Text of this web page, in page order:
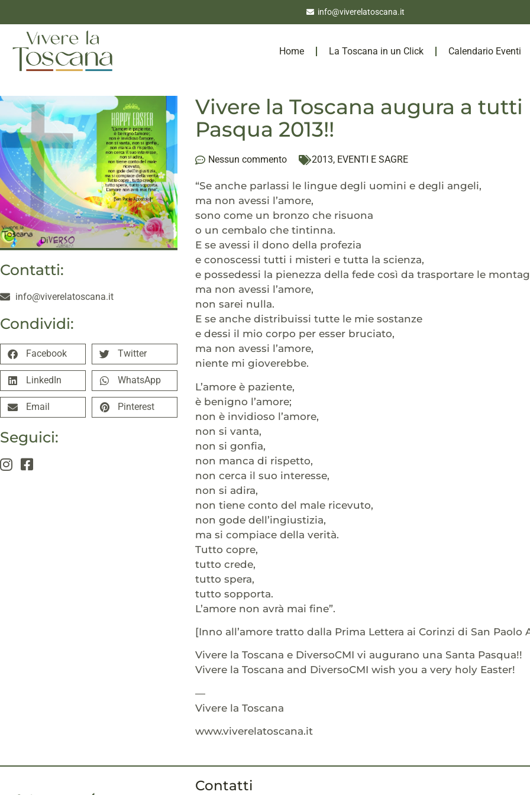
info@viverelatoscana.it
Home La Toscana in un Click Calendario Eventi
Contatti:
info@viverelatoscana.it
Condividi:
Facebook Twitter
LinkedIn WhatsApp
Email Pinterest
Seguici:
Vivere la Toscana augura a
Pasqua 2013!!
Nessun commento 2013, EVENTI E SAGRE
“Se anche parlassi le lingue degli uomini e degli angeli,
ma non avessi l’amore,
sono come un bronzo che risuona
o un cembalo che tintinna.
E se avessi il dono della profezia
e conoscessi tutti i misteri e tutta la scienza,
e possedessi la pienezza della fede così da trasportare le
ma non avessi l’amore,
non sarei nulla.
E se anche distribuissi tutte le mie sostanze
e dessi il mio corpo per esser bruciato,
ma non avessi l’amore,
niente mi gioverebbe.
L’amore è paziente,
è benigno l’amore;
non è invidioso l’amore,
non si vanta,
non si gonfia,
non manca di rispetto,
non cerca il suo interesse,
non si adira,
non tiene conto del male ricevuto,
non gode dell’ingiustizia,
ma si compiace della verità.
Tutto copre,
tutto crede,
tutto spera,
tutto sopporta.
L’amore non avrà mai fine”.
[Inno all’amore tratto dalla Prima Lettera ai Corinzi di San Paolo
Vivere la Toscana e DiversoCMI vi augurano una Santa Pasqua!!
Vivere la Toscana and DiversoCMI wish you a very holy Easter!
—
Vivere la Toscana
www.viverelatoscana.it
Contatti